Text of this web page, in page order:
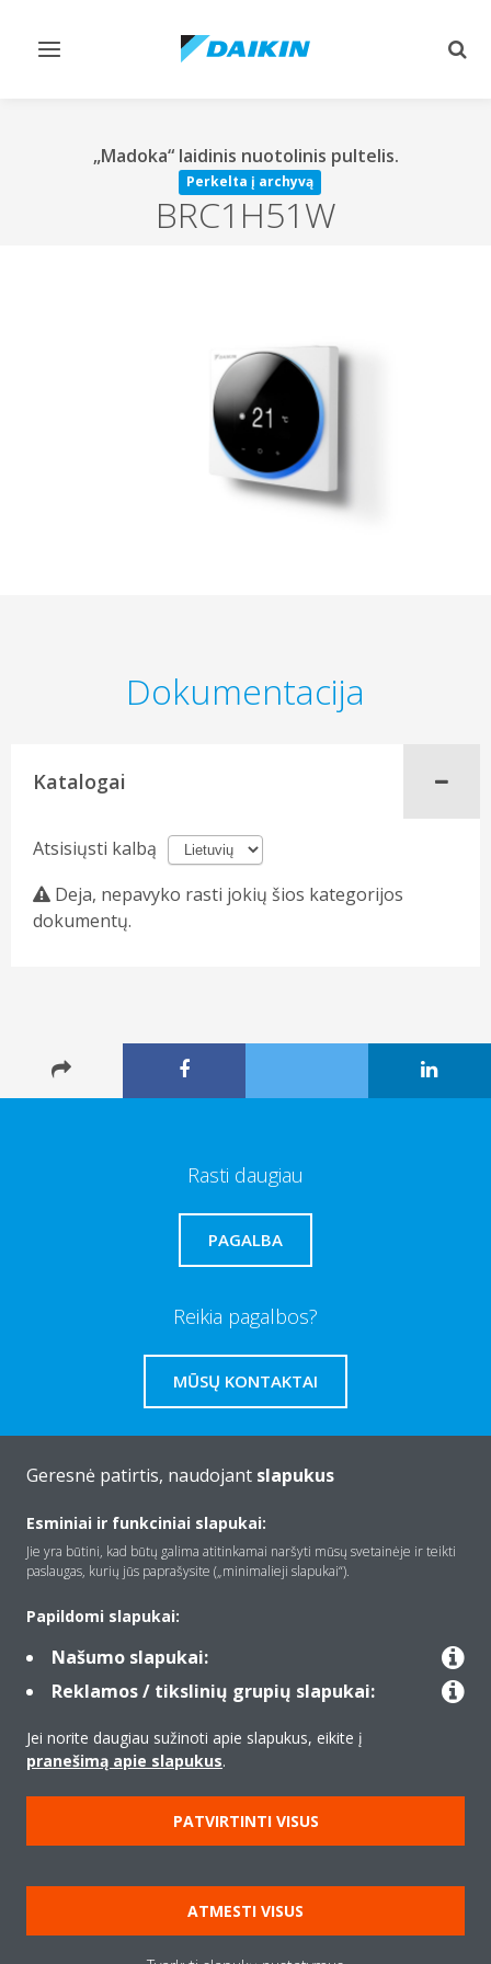
Perjungiamas
„Madoka“ laidinis nuotolinis pultelis.
Perkelta į archyvą
BRC1H51W
Dokumentacija
Katalogai
Atsisiųsti kalbą
Deja, nepavyko rasti jokių šios kategorijos
dokumentų.
Rasti daugiau
PAGALBA
Reikia pagalbos?
MŪSŲ KONTAKTAI
Apie Daikin
Kontaktas
Produktai
Copyright © Daikin
Teisinis pranešimas
Įspėjimas dėl slapukų
Duomenų apsaugos politika
Įmonių etika
Geresnė patirtis, naudojant slapukus
Esminiai ir funkciniai slapukai:
Jie yra būtini, kad būtų galima atitinkamai naršyti mūsų svetainėje ir teikti
paslaugas, kurių jūs paprašysite („minimalieji slapukai“).
Papildomi slapukai:
Našumo slapukai:
Reklamos / tikslinių grupių slapukai:
Jei norite daugiau sužinoti apie slapukus, eikite į
pranešimą apie slapukus.
PATVIRTINTI VISUS
ATMESTI VISUS